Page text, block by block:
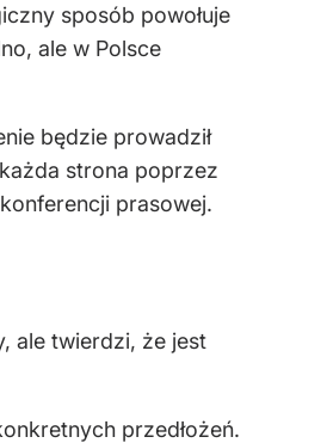
sposób powołuje
ale w Polsce
będzie prowadził
strona poprzez
prasowej.
ale twierdzi, że jest
przedłożeń.